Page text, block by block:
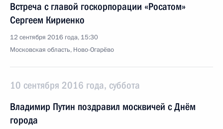
Встреча с главой госкорпорации «Росатом»
Сергеем Кириенко
12 сентября 2016 года, 15:30
Московская область, Ново-Огарёво
10 сентября 2016 года, суббота
Владимир Путин поздравил москвичей с Днём
города